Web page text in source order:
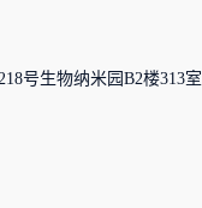
号生物纳米园B2楼313室